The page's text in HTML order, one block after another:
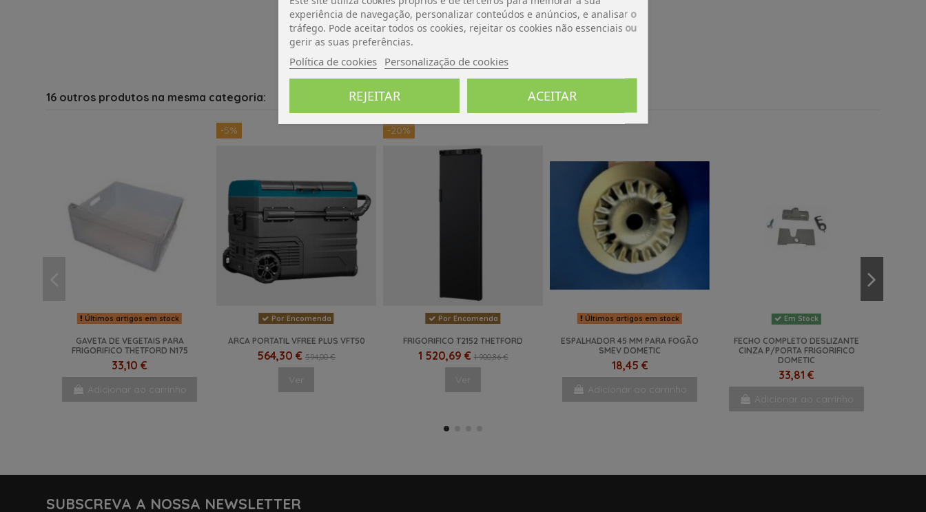
De momento, sem avaliações.
16 outros produtos na mesma categoria:
Últimos artigos em stock
GAVETA DE VEGETAIS PARA
FRIGORIFICO THETFORD N175
33,10 €
Adicionar ao carrinho
-5%
Por Encomenda
ARCA PORTATIL VFREE PLUS VFT50
564,30 € 594,00 €
Ver
-20%
Por Encomenda
FRIGORIFICO T2152 THETFORD
1 520,69 €1 900,86 €
Ver
Últimos artigos em stock
ESPALHADOR 45 MM PARA FOGÃO
SMEV DOMETIC
18,45 €
Adicionar ao carrinho
Em Stock
FECHO COMPLETO DESLIZANTE
CINZA P/PORTA FRIGORIFICO
DOMETIC
33,81 €
Adicionar ao carrinho
SUBSCREVA A NOSSA NEWSLETTER
experiência de navegação, personalizar conteúdos e anúncios, e analisar o
tráfego. Pode aceitar todos os cookies, rejeitar os cookies não essenciais ou
gerir as suas preferências.
Política de cookies Personalização de cookies
REJEITAR ACEITAR